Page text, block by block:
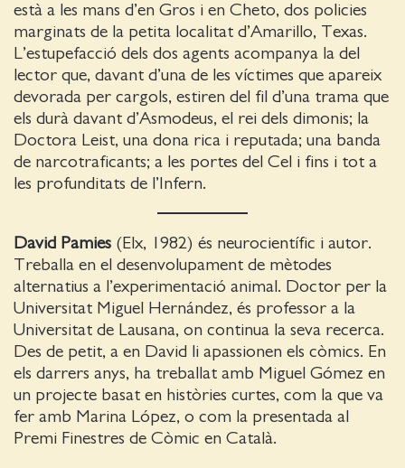
està a les mans d’en Gros i en Cheto, dos policies
marginats de la petita localitat d’Amarillo, Texas.
L’estupefacció dels dos agents acompanya la del
lector que, davant d’una de les víctimes que apareix
devorada per cargols, estiren del fil d’una trama que
els durà davant d’Asmodeus, el rei dels dimonis; la
Doctora Leist, una dona rica i reputada; una banda
de narcotraficants; a les portes del Cel i fins i tot a
les profunditats de l’Infern.
David Pamies (Elx, 1982) és neurocientífic i autor.
Treballa en el desenvolupament de mètodes
alternatius a l’experimentació animal. Doctor per la
Universitat Miguel Hernández, és professor a la
Universitat de Lausana, on continua la seva recerca.
Des de petit, a en David li apassionen els còmics. En
els darrers anys, ha treballat amb Miguel Gómez en
un projecte basat en històries curtes, com la que va
fer amb Marina López, o com la presentada al
Premi Finestres de Còmic en Català.